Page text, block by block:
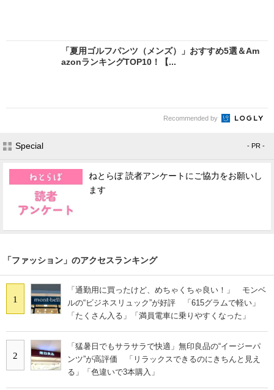
「夏用ゴルフパンツ（メンズ）」おすすめ5選＆Am
azonランキングTOP10！【...
Recommended by
Special - PR -
ねとらぼ 読者アンケートにご協力をお願いし
ます
「ファッション」のアクセスランキング
1
「通勤用に買ったけど、めちゃくちゃ良い！」 モンベ
ルの“ビジネスリュック”が好評 「615グラムで軽い」
「たくさん入る」「満員電車に乗りやすくなった」
2
「猛暑日でもサラサラで快適」無印良品の“イージーパ
ンツ”が高評価 「リラックスできるのにきちんと見え
る」「色違いで3本購入」